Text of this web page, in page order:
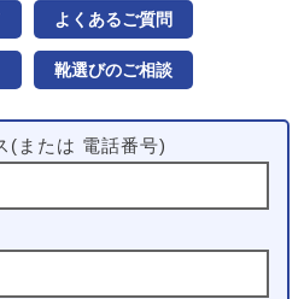
よくあるご質問
靴選びのご相談
(または 電話番号)